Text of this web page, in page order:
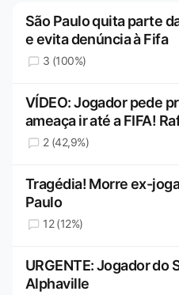
São Paulo quita parte
e evita denúncia à Fifa
3 (100%)
VÍDEO: Jogador pede
ameaça ir até a FIFA!
2 (42,9%)
Tragédia! Morre ex-
Paulo
12 (12%)
URGENTE: Jogador do
Alphaville